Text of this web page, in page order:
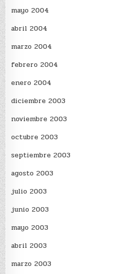
mayo 2004
abril 2004
marzo 2004
febrero 2004
enero 2004
diciembre 2003
noviembre 2003
octubre 2003
septiembre 2003
agosto 2003
julio 2003
junio 2003
mayo 2003
abril 2003
marzo 2003